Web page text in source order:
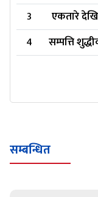
3
एकतारे
4
सम्पत्ति
सम्बन्धित